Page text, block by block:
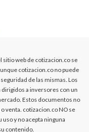
web de cotizacion.co se
cotizacion.co no puede
de las mismas. Los
a inversores con un
Estos documentos no
venta. cotizacion.co NO se
y no acepta ninguna
contenido.